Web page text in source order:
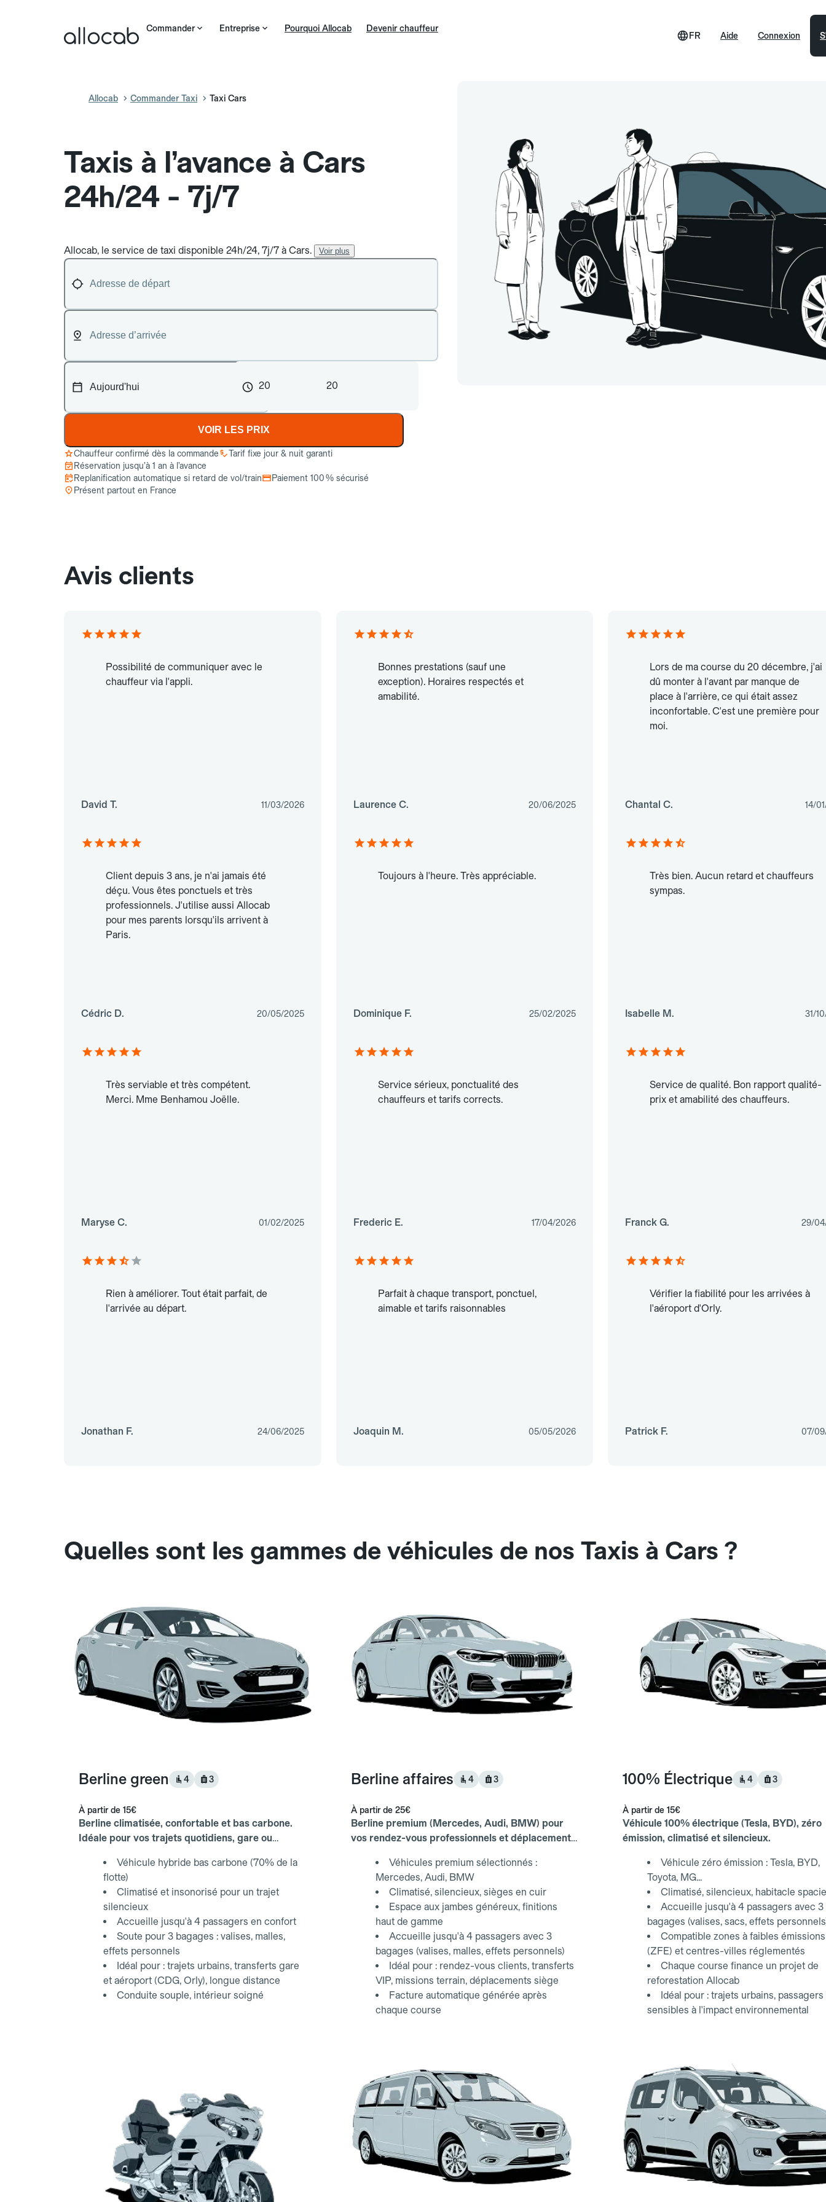
Commander Entreprise Pourquoi Allocab Devenir chauffeur
Aide
FR Connexion
Allocab Commander Taxi Taxi Cars
Taxis à l’avance à Cars
24h/24 - 7j/7
Allocab, le service de taxi disponible 24h/24, 7j/7 à Cars. Voir plus
20 20
VOIR LES PRIX
Chauffeur confirmé dès la commande
Tarif fixe jour & nuit garanti
Réservation jusqu’à 1 an à l’avance
Replanification automatique si retard de vol/train
Paiement 100 % sécurisé
Présent partout en France
Avis clients
Possibilité de communiquer avec le
chauffeur via l'appli.
David T. 11/03/2026
Bonnes prestations (sauf une
exception). Horaires respectés et
amabilité.
Laurence C. 20/06/2025
Lors de ma course du 20 décembre, j'ai
dû monter à l'avant par manque de
place à l'arrière, ce qui était assez
inconfortable. C'est une première pour
moi.
Chantal C. 14/
Client depuis 3 ans, je n'ai jamais été
déçu. Vous êtes ponctuels et très
professionnels. J'utilise aussi Allocab
pour mes parents lorsqu'ils arrivent à
Paris.
Cédric D. 20/05/2025
Toujours à l'heure. Très appréciable.
Dominique F. 25/02/2025
Très bien. Aucun retard et chauffeurs
sympas.
Isabelle M. 31/
Très serviable et très compétent.
Merci. Mme Benhamou Joëlle.
Maryse C. 01/02/2025
Service sérieux, ponctualité des
chauffeurs et tarifs corrects.
Frederic E. 17/04/2026
Service de qualité. Bon rapport qualité-
prix et amabilité des chauffeurs.
Franck G. 29/
Rien à améliorer. Tout était parfait, de
l'arrivée au départ.
Jonathan F. 24/06/2025
Parfait à chaque transport, ponctuel,
aimable et tarifs raisonnables
Joaquin M. 05/05/2026
Vérifier la fiabilité pour les arrivées à
l'aéroport d'Orly.
Patrick F. 07/
Quelles sont les gammes de véhicules de nos Taxis à Cars ?
Berline green 4 3
À partir de 15€
Berline climatisée, confortable et bas carbone.
Idéale pour vos trajets quotidiens, gare ou
Véhicule hybride bas carbone (70% de la
flotte)
Climatisé et insonorisé pour un trajet
silencieux
Accueille jusqu'à 4 passagers en confort
Soute pour 3 bagages : valises, malles,
effets personnels
Idéal pour : trajets urbains, transferts gare
et aéroport (CDG, Orly), longue distance
Conduite souple, intérieur soigné
Berline affaires 4 3
À partir de 25€
Berline premium (Mercedes, Audi, BMW) pour
vos rendez-vous professionnels et déplacements
Véhicules premium sélectionnés :
Mercedes, Audi, BMW
Climatisé, silencieux, sièges en cuir
Espace aux jambes généreux, finitions
haut de gamme
Accueille jusqu'à 4 passagers avec 3
bagages (valises, malles, effets personnels)
Idéal pour : rendez-vous clients, transferts
VIP, missions terrain, déplacements siège
Facture automatique générée après
chaque course
100% Électrique 4 3
À partir de 15€
Véhicule 100% électrique (Tesla, BYD), zéro
émission, climatisé et silencieux.
Véhicule zéro émission : Tesla, BYD,
Toyota, MG...
Climatisé, silencieux, habitacle
Accueille jusqu'à 4 passagers avec 3
bagages (valises, sacs, effets
Compatible zones à faibles émissions
(ZFE) et centres-villes réglementés
Chaque course finance un projet de
reforestation Allocab
Idéal pour : trajets urbains, passagers
sensibles à l'impact environnemental